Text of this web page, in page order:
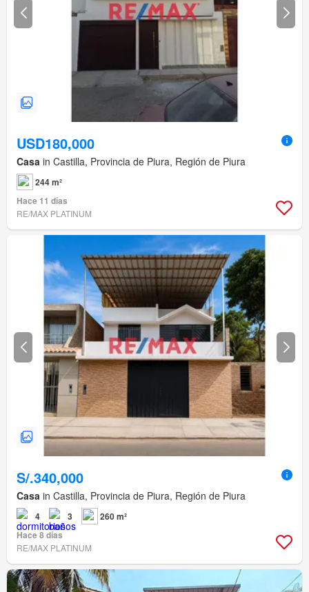
USD180,000
Casa in Castilla, Provincia de Piura, Región de Piura
244 m²
Hace 11 días
RE/MAX PLATINUM
S/.340,000
Casa in Castilla, Provincia de Piura, Región de Piura
4 3
260 m²
Hace 8 días
RE/MAX PLATINUM